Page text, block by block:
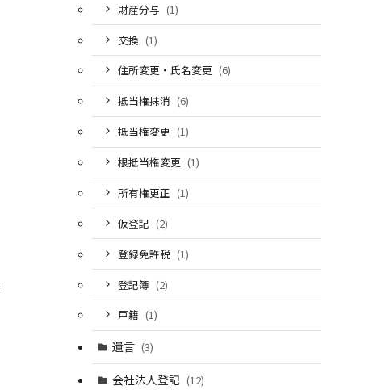
財産分与 (1)
交換 (1)
住所変更・氏名変更 (6)
抵当権抹消 (6)
抵当権変更 (1)
根抵当権変更 (1)
所有権更正 (1)
仮登記 (2)
登録免許税 (1)
登記簿 (2)
戸籍 (1)
遺言 (3)
会社法人登記 (12)